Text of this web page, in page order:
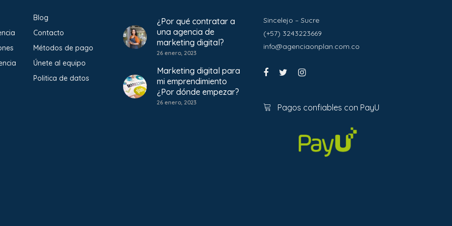
Blog
Contacto
Métodos de pago
Únete al equipo
Politica de datos
¿Por qué contratar a
una agencia de
marketing digital?
26 enero, 2023
Marketing digital para
mi emprendimiento
¿Por dónde empezar?
26 enero, 2023
Sincelejo – Sucre
(+57) 3243223669
info@agenciaonplan.com.co
Pagos confiables con PayU